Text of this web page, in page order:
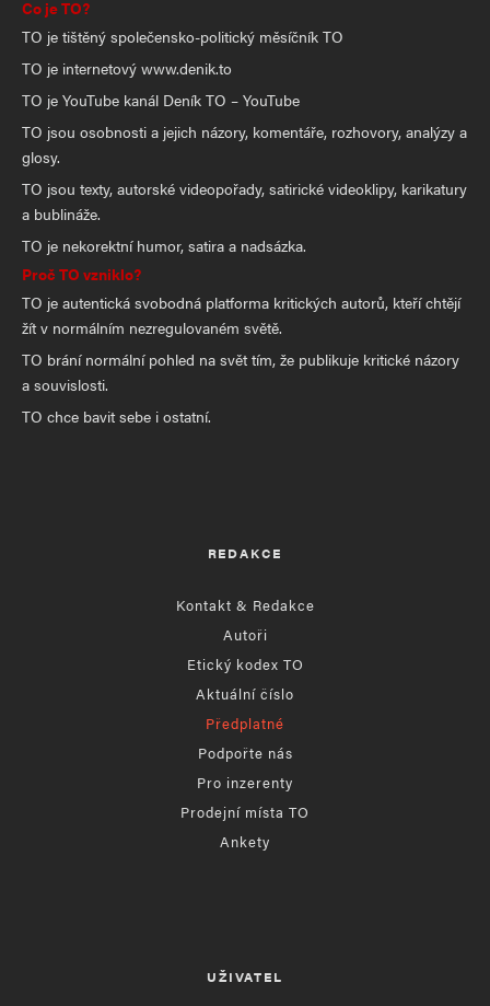
Co je TO?
TO je tištěný společensko-politický měsíčník TO
TO je internetový www.denik.to
TO je YouTube kanál Deník TO – YouTube
TO jsou osobnosti a jejich názory, komentáře, rozhovory, analýzy a
glosy.
TO jsou texty, autorské videopořady, satirické videoklipy, karikatury
a bublináže.
TO je nekorektní humor, satira a nadsázka.
Proč TO vzniklo?
TO je autentická svobodná platforma kritických autorů, kteří chtějí
žít v normálním nezregulovaném světě.
TO brání normální pohled na svět tím, že publikuje kritické názory
a souvislosti.
TO chce bavit sebe i ostatní.
REDAKCE
Kontakt & Redakce
Autoři
Etický kodex TO
Aktuální číslo
Předplatné
Podpořte nás
Pro inzerenty
Prodejní místa TO
Ankety
UŽIVATEL